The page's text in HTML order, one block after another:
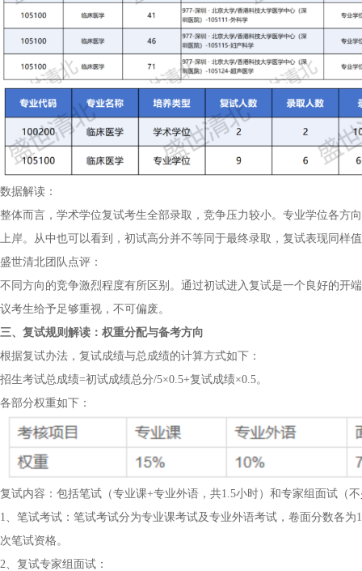
数据解读：
整体而言，学术学位复试考生全部录取，竞争压力较小。专业学位各方
上岸。从中也可以看到，初试高分并不等同于最终录取，复试表现同样
盛世清北团队点评：
不同方向的竞争激烈程度有所区别。通过初试进入复试是一个良好的
议考生给予足够重视，不可偏废。
三、复试规则解读：权重分配与备考方向
根据复试办法，复试成绩与总成绩的计算方式如下：
招生考试总成绩=初试成绩总分/5×0.5+复试成绩×0.5。
各部分权重如下：
复试内容：包括笔试（专业课+专业外语，共1.5小时）和专家组面试（
1、笔试考试：笔试考试分为专业课考试及专业外语考试，卷面分数各
次笔试资格。
2、复试专家组面试：